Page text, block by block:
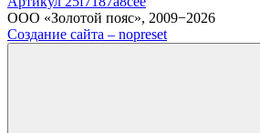
ООО «Золотой пояс», 2009−2026
Создание сайта – nopreset